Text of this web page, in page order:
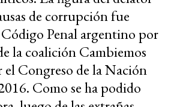
de corrupción fue
Penal argentino por
la coalición Cambiemos
el Congreso de la Nación
Como se ha podido